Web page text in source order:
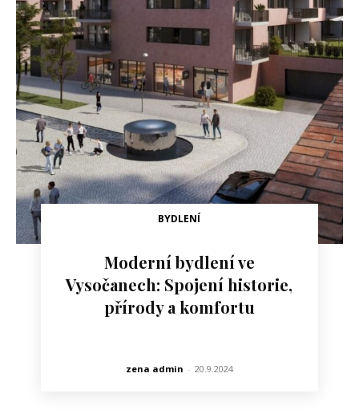
BYDLENÍ
Moderní bydlení ve
Vysočanech: Spojení historie,
přírody a komfortu
zena admin - 20.9.2024